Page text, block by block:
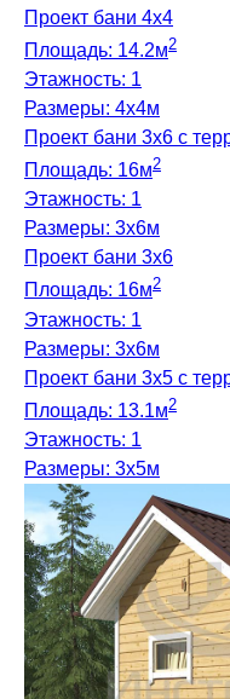
Дачные дома
[ о компании ]
Построенные
Видеообзоры домов
Отзывы о компании
Контакты
[ выставочный дом-
г. Владимир,
ул. Куйбышева, д.24А
[ наши соцсети ]
Проект бани 4х4
Площадь: 14.2м2
Этажность: 1
Размеры: 4х4м
Проект бани 3х6 с
Площадь: 16м2
Этажность: 1
Размеры: 3x6м
Проект бани 3х6
Площадь: 16м2
Этажность: 1
Размеры: 3х6м
Проект бани 3х5 с
Площадь: 13.1м2
Этажность: 1
Размеры: 3х5м